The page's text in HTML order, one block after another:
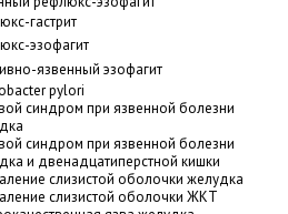
гастрит
эзофагит
язвенный эзофагит
pylori
синдром при язвенной болезни
синдром при язвенной болезни
и двенадцатиперстной кишки
слизистой оболочки желудка
слизистой оболочки ЖКТ